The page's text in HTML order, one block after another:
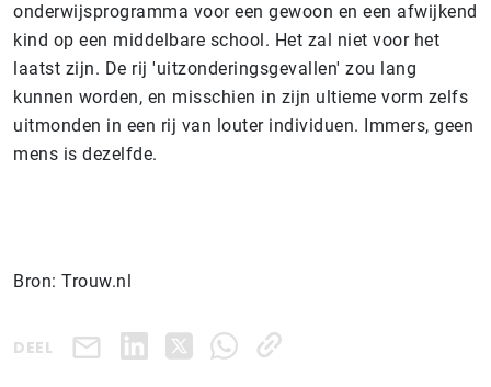
onderwijsprogramma voor een gewoon en een afwijkend
kind op een middelbare school. Het zal niet voor het
laatst zijn. De rij 'uitzonderingsgevallen' zou lang
kunnen worden, en misschien in zijn ultieme vorm zelfs
uitmonden in een rij van louter individuen. Immers, geen
mens is dezelfde.
Bron: Trouw.nl
DEEL